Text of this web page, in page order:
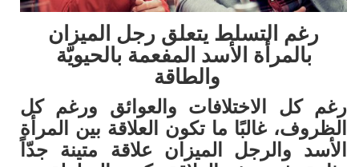
رغم التسلط يتعلق رجل الميزان
بالمرأة الأسد المفعمة بالحيويّة
والطاقة
رغم كل الاختلافات والعوائق ورغم كل
الظروف، غالبًا ما تكون العلاقة بين المرأة
الأسد والرجل الميزان علاقة متينة جدّاً